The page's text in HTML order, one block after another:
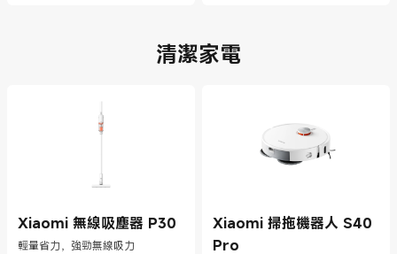
清潔家電
Xiaomi 無線吸塵器 P30
輕量省力，強勁無線吸力
Xiaomi 掃拖機器人 S40
Pro